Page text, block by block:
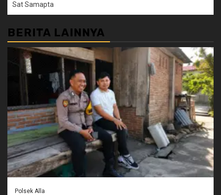
Sat Samapta
BERITA LAINNYA
Polsek Alla